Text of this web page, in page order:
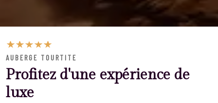
AUBERGE TOURTITE
Profitez d'une expérience de
luxe